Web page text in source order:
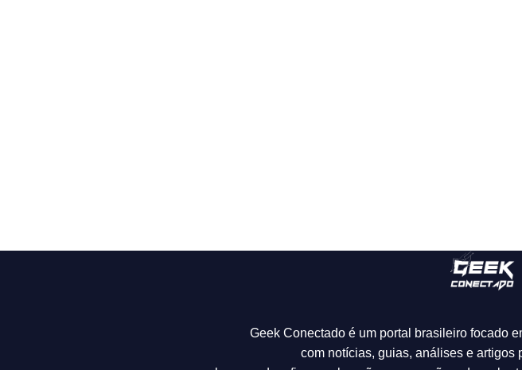
Geek Conectado é um portal brasileiro focado
com notícias, guias, análises e artigos